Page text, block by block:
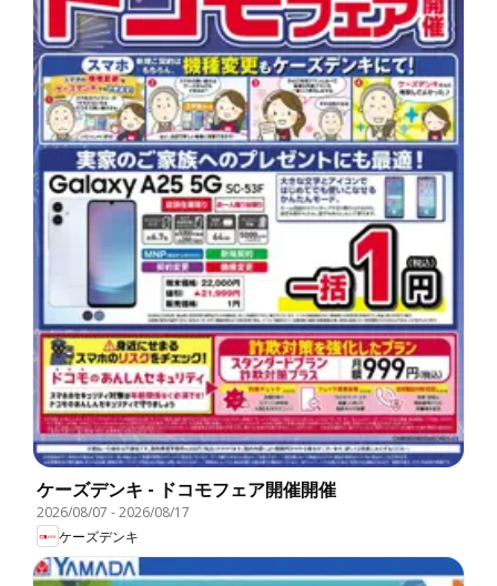
ケーズデンキ - ドコモフェア開催開催
2026/08/07 -2026/08/17
ケーズデンキ